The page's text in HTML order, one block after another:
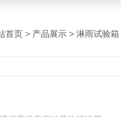
首页 > 产品展示 > 淋雨试验箱